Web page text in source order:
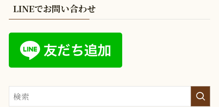
LINEでお問い合わせ